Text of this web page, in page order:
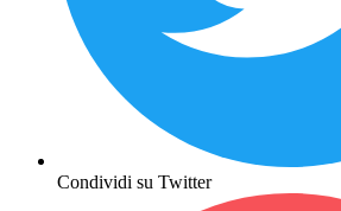
Condividi su Twitter